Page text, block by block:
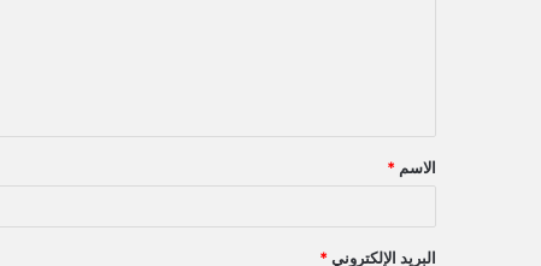
ق
*
الاسم *
البريد الإلكتروني *